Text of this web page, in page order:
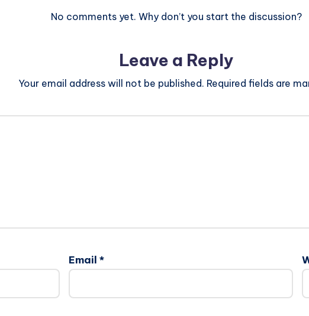
No comments yet. Why don’t you start the discussion?
Leave a Reply
Your email address will not be published. Required fields are
Email *